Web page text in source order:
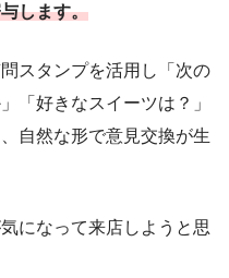
します。
スタンプを活用し「次の
「好きなスイーツは？」
自然な形で意見交換が生
になって来店しようと思